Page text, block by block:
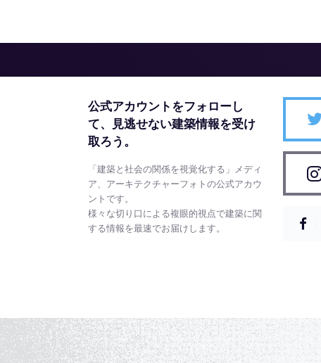
公式アカウントをフォローし
て、
見逃せない建築情報を受け
取ろう。
「建築と社会の関係を視覚化する」メディ
ア、アーキテクチャーフォトの公式アカウ
ントです。
様々な切り口による複眼的視点で建築に関
する情報を最速でお届けします。